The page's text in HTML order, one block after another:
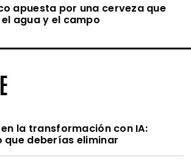
apuesta por una cerveza que
agua y el campo
la transformación con IA:
deberías eliminar